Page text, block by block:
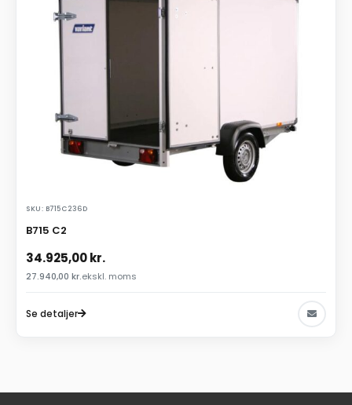
SKU: B715C236D
B715 C2
34.925,00kr.
27.940,00 kr.ekskl. moms
Se detaljer